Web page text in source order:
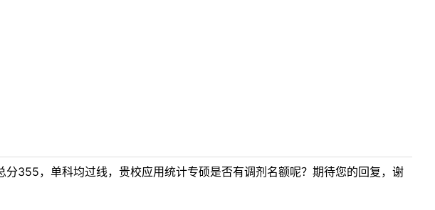
355，单科均过线，贵校应用统计专硕是否有调剂名额呢？期待您的回复，谢